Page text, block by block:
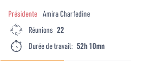
Présidente Amira Charfedine
Réunions 22
Durée de travail: 52h 10mn